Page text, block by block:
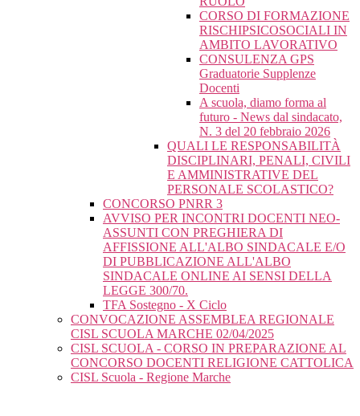
CORSO DI FORMAZIONE
RISCHIPSICOSOCIALI IN
AMBITO LAVORATIVO
CONSULENZA GPS
Graduatorie Supplenze
Docenti
A scuola, diamo forma al
futuro - News dal sindacato,
N. 3 del 20 febbraio 2026
QUALI LE RESPONSABILITÀ
DISCIPLINARI, PENALI, CIVILI
E AMMINISTRATIVE DEL
PERSONALE SCOLASTICO?
CONCORSO PNRR 3
AVVISO PER INCONTRI DOCENTI NEO-
ASSUNTI CON PREGHIERA DI
AFFISSIONE ALL'ALBO SINDACALE E/O
DI PUBBLICAZIONE ALL'ALBO
SINDACALE ONLINE AI SENSI DELLA
LEGGE 300/70.
TFA Sostegno - X Ciclo
CONVOCAZIONE ASSEMBLEA REGIONALE
CISL SCUOLA MARCHE 02/04/2025
CISL SCUOLA - CORSO IN PREPARAZIONE AL
CONCORSO DOCENTI RELIGIONE CATTOLICA
CISL Scuola - Regione Marche